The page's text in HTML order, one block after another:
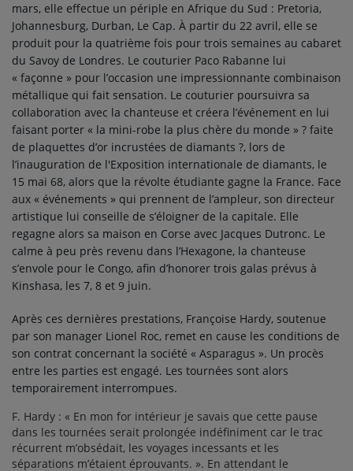
mars, elle effectue un périple en Afrique du Sud : Pretoria,
Johannesburg, Durban, Le Cap. À partir du 22 avril, elle se
produit pour la quatrième fois pour trois semaines au cabaret
du Savoy de Londres. Le couturier Paco Rabanne lui
« façonne » pour l’occasion une impressionnante combinaison
métallique qui fait sensation. Le couturier poursuivra sa
collaboration avec la chanteuse et créera l’événement en lui
faisant porter « la mini-robe la plus chère du monde » ? faite
de plaquettes d’or incrustées de diamants ?, lors de
l’inauguration de l'Exposition internationale de diamants, le
15 mai 68, alors que la révolte étudiante gagne la France. Face
aux « événements » qui prennent de l’ampleur, son directeur
artistique lui conseille de s’éloigner de la capitale. Elle
regagne alors sa maison en Corse avec Jacques Dutronc. Le
calme à peu près revenu dans l’Hexagone, la chanteuse
s’envole pour le Congo, afin d’honorer trois galas prévus à
Kinshasa, les 7, 8 et 9 juin.
Après ces dernières prestations, Françoise Hardy, soutenue
par son manager Lionel Roc, remet en cause les conditions de
son contrat concernant la société « Asparagus ». Un procès
entre les parties est engagé. Les tournées sont alors
temporairement interrompues.
F. Hardy : « En mon for intérieur je savais que cette pause
dans les tournées serait prolongée indéfiniment car le trac
récurrent m’obsédait, les voyages incessants et les
séparations m’étaient éprouvants. ». En attendant le